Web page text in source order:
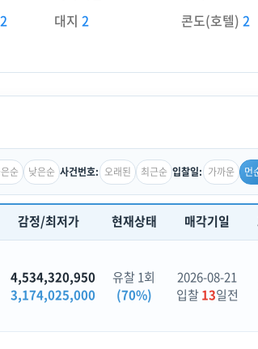
2 대지 2 콘도(호텔) 2
순 낮은순 사건번호: 오래된 최근순 입찰일: 가까운 먼
감정/최저가 현재상태 매각기일
4,534,320,950
3,174,025,000
유찰 1회
(70%)
2026-08-21
입찰13일전